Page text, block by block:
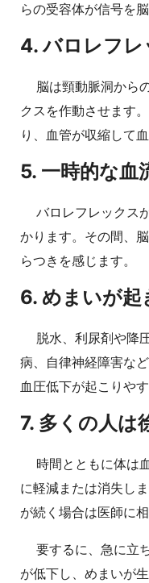
らの受容体が信号を脳
4. バロレフレ
脳は頸動脈洞から
クスを作動させます
り、血管が収縮して
5. 一時的な血
バロレフレックス
かります。その間、
らつきを感じます。
6. めまいが起
脱水、利尿剤や降
病、自律神経障害な
血圧低下が起こりやす
7. 多くの人は
時間とともに体は
に軽減または消失し
が続く場合は医師に
要するに、急に立
が低下し、めまいが